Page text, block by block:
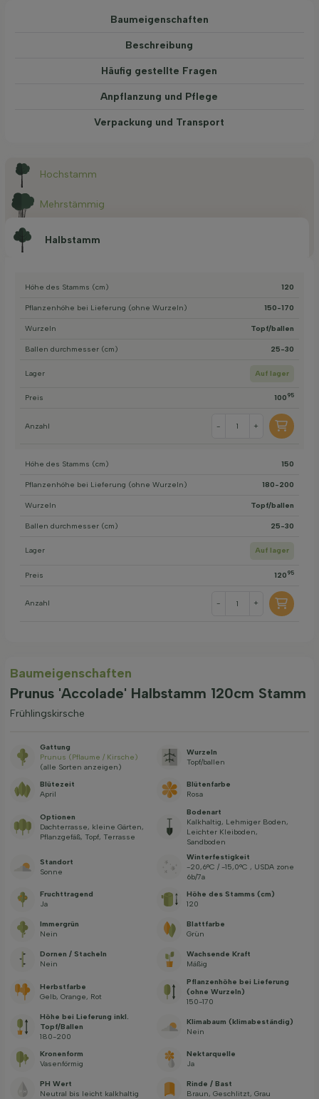
Baum­eigen­schaften
Beschreibung
Häufig gestellte Fragen
Anpflanzung und Pflege
Verpackung und Transport
Halbstamm
Hochstamm
Mehrstämmig
Höhe des Stamms (cm) 120
Pflanzenhöhe bei Lieferung (ohne Wurzeln) 150-170
Wurzeln Topf/ballen
Ballen durchmesser (cm) 25-30
Lager Auf lager
Preis 100 95
Anzahl - +
Höhe des Stamms (cm) 150
Pflanzenhöhe bei Lieferung (ohne Wurzeln) 180-200
Wurzeln Topf/ballen
Ballen durchmesser (cm) 25-30
Lager Auf lager
Preis 120 95
Anzahl - +
Baum­eigen­schaften
Prunus 'Accolade' Halbstamm 120cm Stamm
Frühlingskirsche
Gattung
Prunus (Pflaume / Kirsche)
(alle Sorten anzeigen)
Wurzeln
Topf/ballen
Blütezeit
April
Blütenfarbe
Rosa
Optionen
Dachterrasse, kleine Gärten,
Pflanzgefäß, Topf, Terrasse
Bodenart
Kalkhaltig, Lehmiger Boden,
Leichter Kleiboden,
Sandboden
Standort
Sonne
Winterfestigkeit
-20,6°C / -15,0°C , USDA zone
6b/7a
Fruchttragend
Ja
Höhe des Stamms (cm)
120
Immergrün
Nein
Blattfarbe
Grün
Dornen / Stacheln
Nein
Wachsende Kraft
Mäßig
Herbstfarbe
Gelb, Orange, Rot
Pflanzenhöhe bei Lieferung
(ohne Wurzeln)
150-170
Höhe bei Lieferung inkl.
Topf/Ballen
180-200
Klimabaum (klimabeständig)
Nein
Kronenform
Vasenförmig
Nektarquelle
Ja
PH Wert
Neutral bis leicht kalkhaltig
Rinde / Bast
Braun, Geschlitzt, Grau